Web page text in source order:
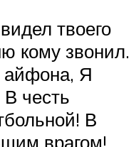
твоего
кому звонил.
айфона, Я
В честь
В
врагом!